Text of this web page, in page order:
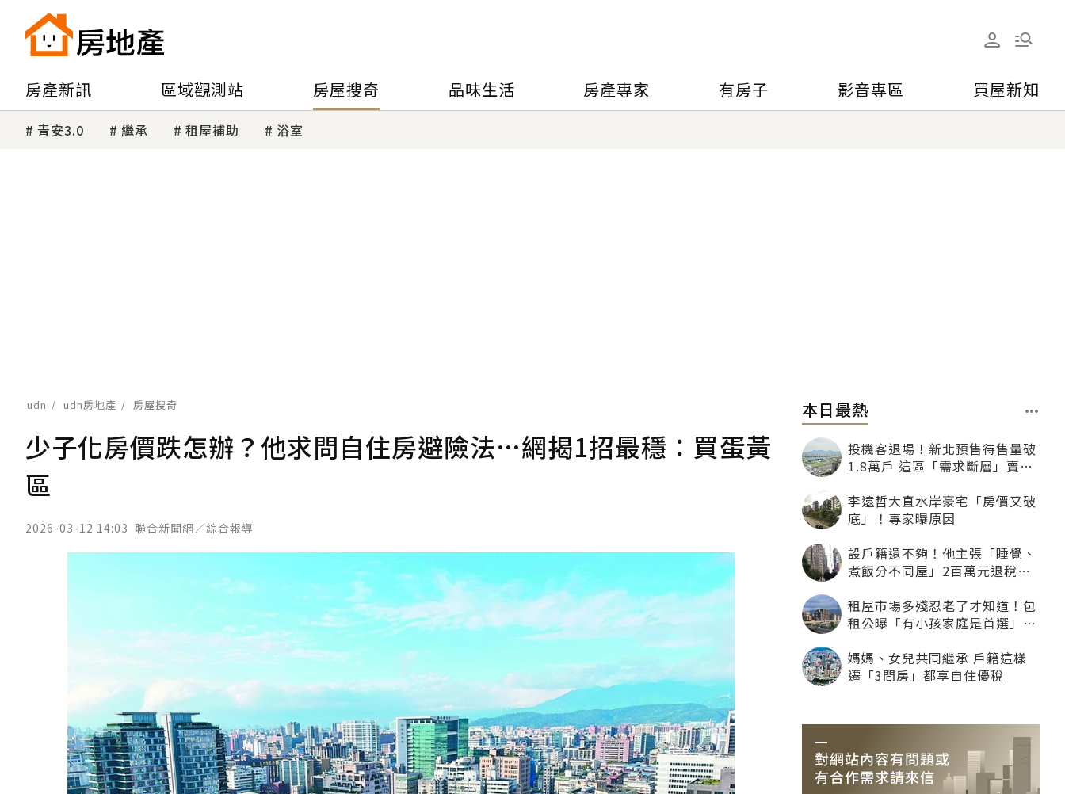
房產新訊 區域觀測站 房屋搜奇 品味生活 房產專家 有房子 影音專區 買屋新知
青安3.0 繼承 租屋補助 浴室
udn udn房地產 房屋搜奇
少子化房價跌怎辦？他求問自住房避險法…網揭1招最穩：買蛋黃
區
2026-03-12 14:03 聯合新聞網／綜合報導
本日最熱
投機客退場！新北預售待售量破
1.8萬戶 這區「需求斷層」賣壓
李遠哲大直水岸豪宅「房價又破
底」！專家曝原因
設戶籍還不夠！他主張「睡覺、
煮飯分不同屋」2百萬元退稅照
租屋市場多殘忍老了才知道！包
租公曝「有小孩家庭是首選」：
媽媽、女兒共同繼承 戶籍這樣
遷「3間房」都享自住優稅